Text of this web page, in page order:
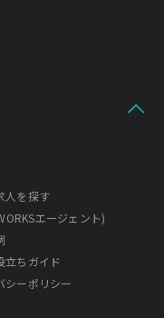
せん。 変化が激しい
です。 創業以来
ングファーム出身者
ナーとなり、世の中
」。 LIGで働くこと
に！ それぞれのLife is
ースクール」の展開
解決し、本当の「Life
人を探す
エージェント)
立ちガイド
シーポリシー